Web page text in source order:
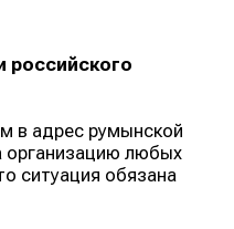
российского
в адрес румынской
организацию любых
ситуация обязана